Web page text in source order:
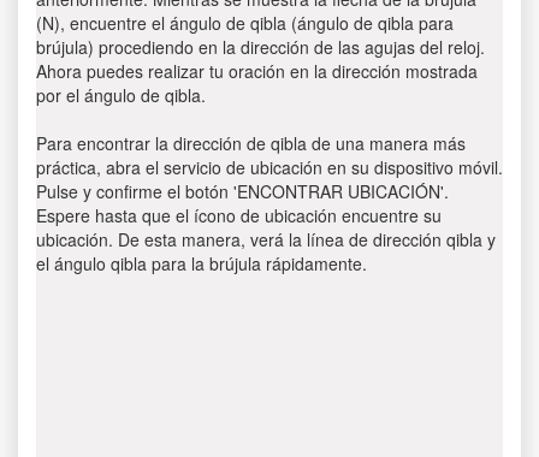
(N), encuentre el ángulo de qibla (ángulo de qibla para
brújula) procediendo en la dirección de las agujas del reloj.
Ahora puedes realizar tu oración en la dirección mostrada
por el ángulo de qibla.
Para encontrar la dirección de qibla de una manera más
práctica, abra el servicio de ubicación en su dispositivo móvil.
Pulse y confirme el botón 'ENCONTRAR UBICACIÓN'.
Espere hasta que el ícono de ubicación encuentre su
ubicación. De esta manera, verá la línea de dirección qibla y
el ángulo qibla para la brújula rápidamente.